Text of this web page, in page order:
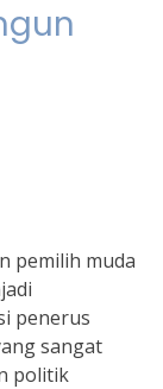
pemilih muda
penerus
sangat
politik